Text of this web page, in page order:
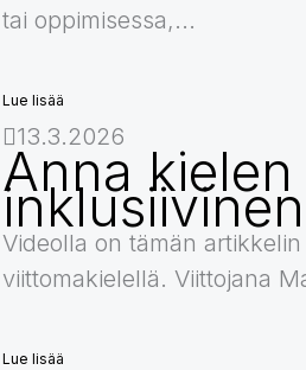
tai oppimisessa,...
Lue lisää
13.3.2026
Anna
Videolla on tämän
viittomakielellä. Viittojana
Lue lisää